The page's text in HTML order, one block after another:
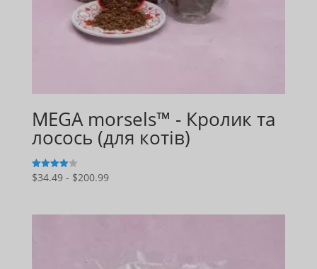
MEGA morsels™ - Кролик та
лосось (для котів)
4
з 5
$34.49 - $200.99Діапазон